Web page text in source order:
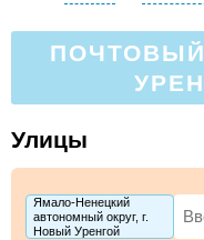
Улицы
Ямало-Ненецкий
автономный округ, г.
Новый Уренгой